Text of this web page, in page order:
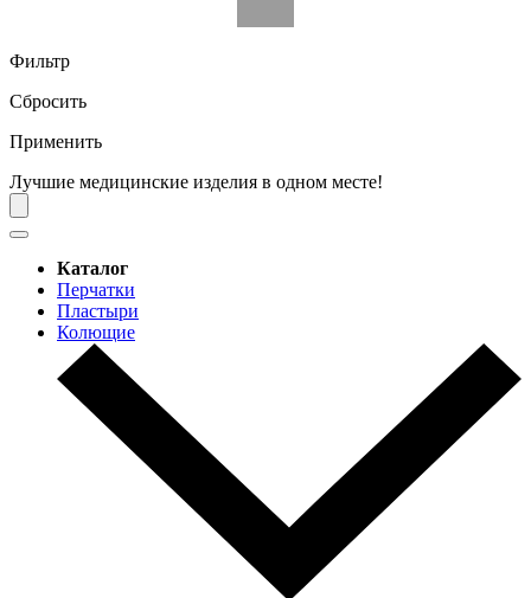
Фильтр
Сбросить
Применить
Лучшие медицинские изделия в одном месте!
Каталог
Перчатки
Пластыри
Колющие